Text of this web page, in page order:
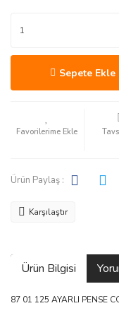
Sepete Ekle
Ürün Paylaş :
Karşılaştır
Ürün Bilgisi
87 01 125 AYARLI PENSE